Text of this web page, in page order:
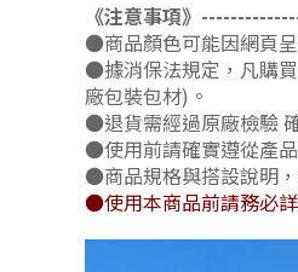
《注意事項》
●商品顏色可能因網頁
●據消保法規定，凡購
廠包裝包材)。
●退貨需經過原廠檢驗
●使用前請確實遵從產
●商品規格與搭設說明
●使用本商品前請務必